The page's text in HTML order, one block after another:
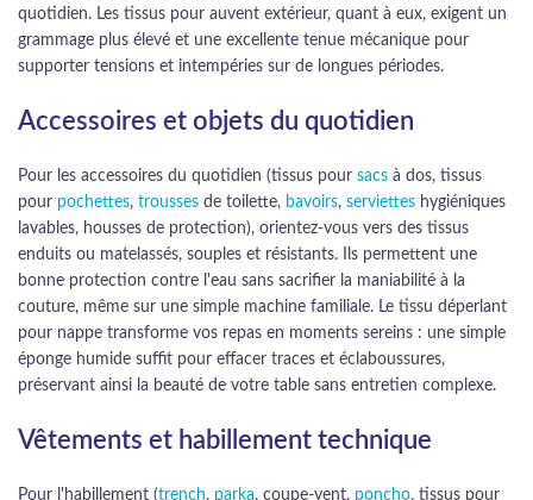
quotidien. Les tissus pour auvent extérieur, quant à eux, exigent un
grammage plus élevé et une excellente tenue mécanique pour
supporter tensions et intempéries sur de longues périodes.
Accessoires et objets du quotidien
Pour les accessoires du quotidien (tissus pour sacs à dos, tissus
pour pochettes, trousses de toilette, bavoirs, serviettes hygiéniques
lavables, housses de protection), orientez-vous vers des tissus
enduits ou matelassés, souples et résistants. Ils permettent une
bonne protection contre l'eau sans sacrifier la maniabilité à la
couture, même sur une simple machine familiale. Le tissu déperlant
pour nappe transforme vos repas en moments sereins : une simple
éponge humide suffit pour effacer traces et éclaboussures,
préservant ainsi la beauté de votre table sans entretien complexe.
Vêtements et habillement technique
Pour l'habillement (trench, parka, coupe-vent, poncho, tissus pour